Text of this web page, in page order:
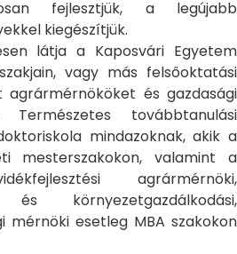
fejlesztjük, a legújabb
kiegészítjük.
látja a Kaposvári Egyetem
vagy más felsőoktatási
és gazdasági
továbbtanulási
mindazoknak, akik a
mesterszakokon, valamint a
agrármérnöki,
és környezetgazdálkodási,
mérnöki esetleg MBA szakokon